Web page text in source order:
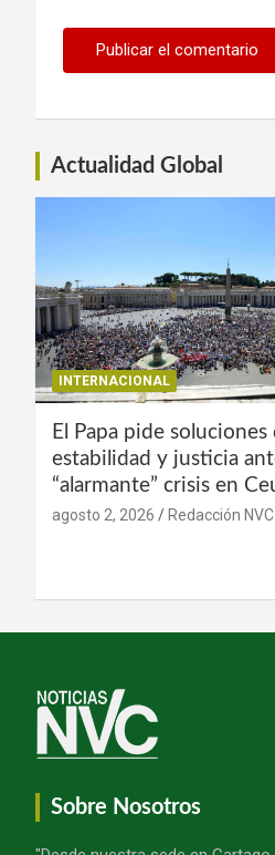
Actualidad Global
INTERNACIONAL
El Papa pide soluciones
estabilidad y justicia
“alarmante” crisis en
agosto 2, 2026 Redacción NVC
Sobre Nosotros